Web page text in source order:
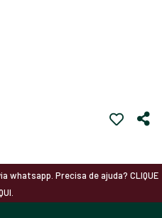
whatsapp. Precisa de ajuda? CLIQUE